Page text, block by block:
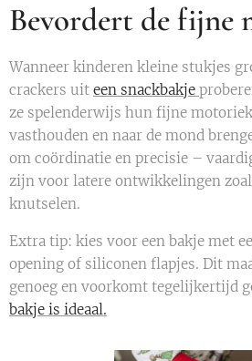
Bevordert de fijne
Wanneer kinderen kleine stukjes
crackers uit een snackbakje
ze spelenderwijs hun fijne
vasthouden en naar de mond
om coördinatie en precisie –
zijn voor latere ontwikkelingen
knutselen.
Extra tip: kies voor een bakje met
opening of siliconen flapjes. Dit
genoeg en voorkomt tegelijkertijd
bakje is ideaal.